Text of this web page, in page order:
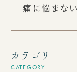
痛に悩まな
カテゴリ
CATEGORY